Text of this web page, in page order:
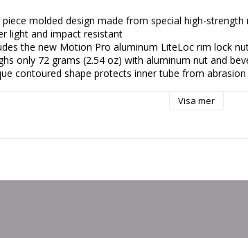
piece molded design made from special high-
light and impact resistant
the new Motion Pro aluminum LiteLoc rim lock
only 72 grams (2.54 oz) with aluminum nut and
contoured shape protects inner tube from
testing shows these rim locks are 10 to 20 percent
Visa mer